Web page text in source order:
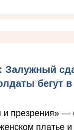
Залужный
бегут
и презрения» —
платье и